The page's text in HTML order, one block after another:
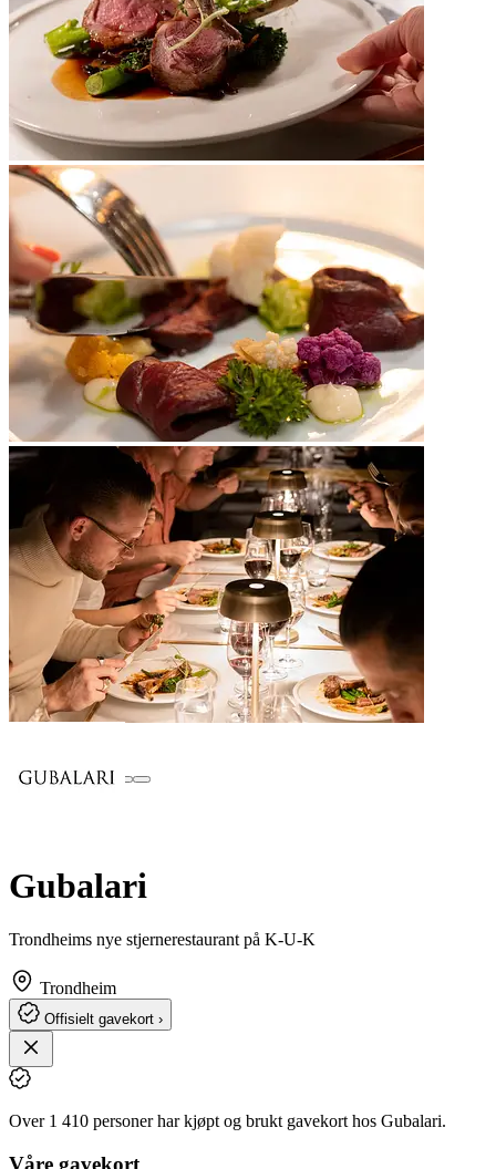
Gubalari
Trondheims nye stjernerestaurant på K-U-K
Trondheim
Offisielt gavekort ›
Over 1 410 personer har kjøpt og brukt gavekort hos Gubalari.
Våre gavekort